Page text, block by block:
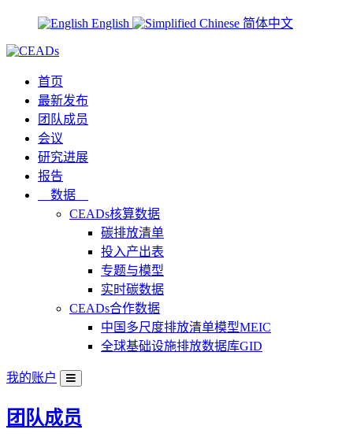
English 简体中文
首页
最新发布
团队成员
会议
研究进展
报告
数据
CEADs核算数据
碳排放清单
投入产出表
专题与模型
实时碳数据
CEADs合作数据
中国多尺度排放清单模型MEIC
全球基础设施排放数据库GID
我的账户
团队成员